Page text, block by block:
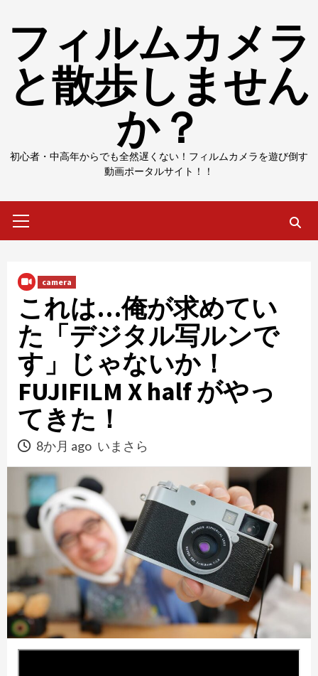
content
フィルムカメラ
と散歩しません
か？
初心者・中高年からでも全然遅くない！フィルムカメラを遊び倒す
動画ポータルサイト！！
Menu
camera
これは…俺が求めてい
た「デジタル写ルンで
す」じゃないか！
FUJIFILM X half がやっ
てきた！
8か月 ago いまさら